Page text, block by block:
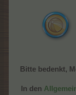
Bitte bedenkt,
In den